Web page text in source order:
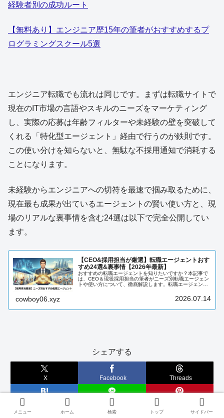
経験者別の成功ルート
【無料あり】エンジニア歴15年の筆者がおすすめするプ
ログラミングスクール5選
エンジニア転職でも流れは同じです。まずは転職サイトで
現在のIT市場の言語やスキルのニーズをマーケティング
し、実際の応募は年齢フィルターや未経験の壁を突破して
くれる「特化型エージェント」経由で行うのが鉄則です。
この使い分けを知らないと、無駄な不採用通知で消耗する
ことになります。
未経験からエンジニアへの切符を最速で掴み取るために、
現在最も成果が出ているエージェントの賢い使い方と、現
場のリアルな裏事情を含む24選は以下で完全公開してい
ます。
【CEO&採用担当が厳選】転職エージェントおす
すめ24選&裏事情【2026年最新】
おすすめの転職エージェントを知りたいですか？本記事で
は、CEO＆現役採用担当の筆者がニーズ別転職エージェン
トや使い方について、徹底解説します。転職エージェント
cowboy06.xyz 2026.07.14
シェアする
X Facebook Threads
LINE
メニュー ホーム 検索 トップ サイドバー